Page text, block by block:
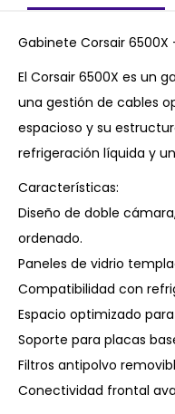
Gabinete Corsair 6500X
El Corsair 6500X es un
una gestión de cables
espacioso y su
refrigeración líquida y
Características:
Diseño de doble
ordenado.
Paneles de vidrio
Compatibilidad con
Espacio optimizado
Soporte para placas
Filtros antipolvo
Conectividad frontal